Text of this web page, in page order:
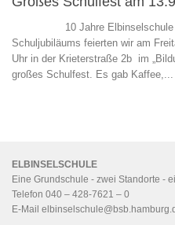
10 Jahre Elbinselschule
Schuljubiläums feierten wir am
Uhr in der Krieterstraße 2b im
großes Schulfest. Es gab Kaffee,...
ELBINSELSCHULE
Eine Grundschule - zwei Standorte -
Telefon 040 – 428-7621 – 0
E-Mail